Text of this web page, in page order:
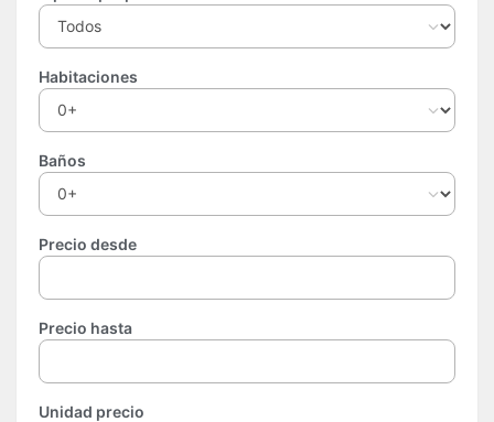
Habitaciones
Baños
Precio desde
Precio hasta
Unidad precio